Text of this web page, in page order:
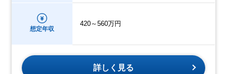
想定年収
420～560万円
詳しく見る